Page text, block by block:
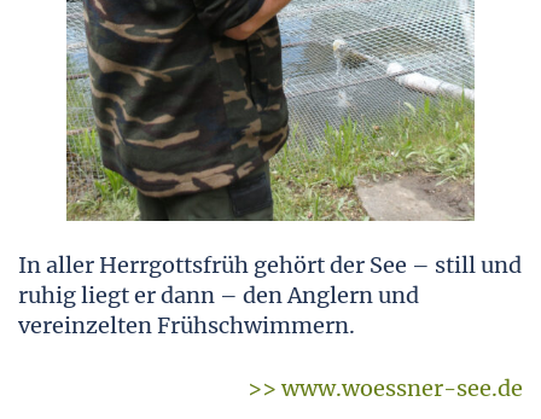
In aller Herrgottsfrüh gehört der See – still und
ruhig liegt er dann – den Anglern und
vereinzelten Frühschwimmern.
>> www.woessner-see.de